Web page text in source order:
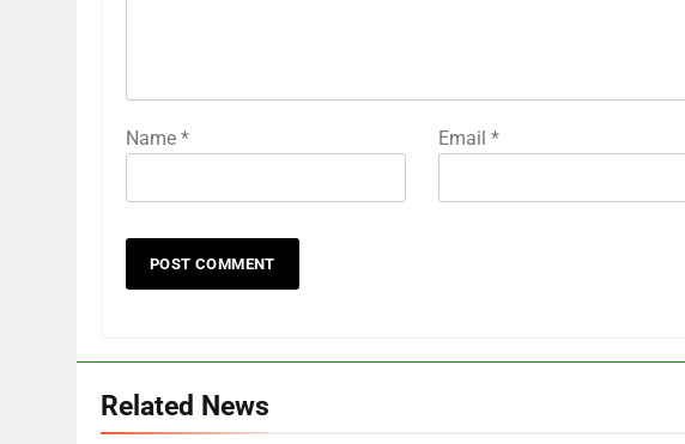
Name * Email *
Related News